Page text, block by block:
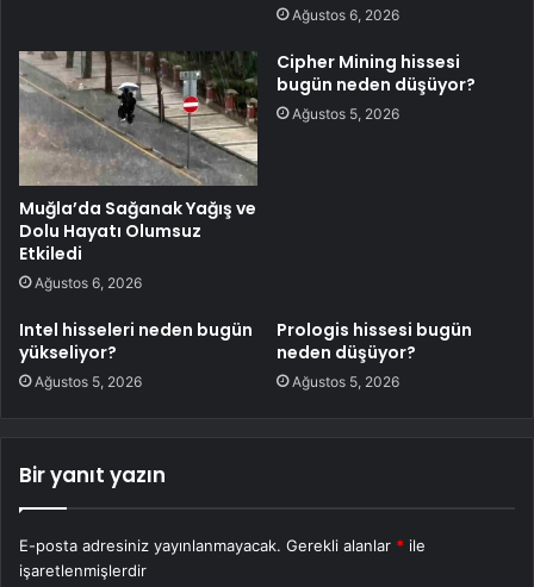
Ağustos 6, 2026
Muğla’da Sağanak Yağış ve
Dolu Hayatı Olumsuz
Etkiledi
Ağustos 6, 2026
Cipher Mining hissesi
bugün neden düşüyor?
Ağustos 5, 2026
Intel hisseleri neden bugün
yükseliyor?
Ağustos 5, 2026
Prologis hissesi bugün
neden düşüyor?
Ağustos 5, 2026
Bir yanıt yazın
E-posta adresiniz yayınlanmayacak. Gerekli alanlar * ile
işaretlenmişlerdir